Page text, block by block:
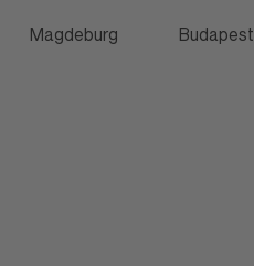
Magdeburg Budapest